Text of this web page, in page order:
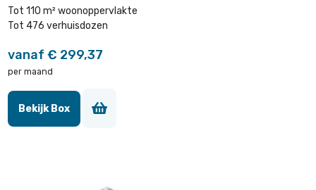
Tot 110 m² woonoppervlakte
Tot 476 verhuisdozen
vanaf € 299,37
per maand
Bekijk Box